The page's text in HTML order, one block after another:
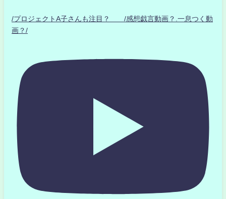
/プロジェクトA子さんも注目？ /感想戯言動画？.一息つく動
画？/